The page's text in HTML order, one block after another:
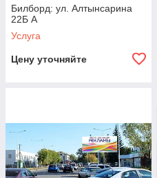
Билборд: ул. Алтынсарина
22Б А
Услуга
Цену уточняйте